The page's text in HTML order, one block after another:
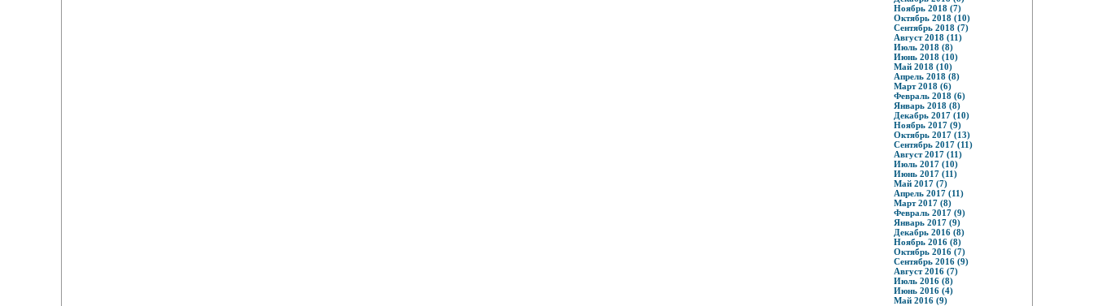
Ноябрь 2018 (7)
Октябрь 2018 (10)
Сентябрь 2018 (7)
Август 2018 (11)
Июль 2018 (8)
Июнь 2018 (10)
Май 2018 (10)
Апрель 2018 (8)
Март 2018 (6)
Февраль 2018 (6)
Январь 2018 (8)
Декабрь 2017 (10)
Ноябрь 2017 (9)
Октябрь 2017 (13)
Сентябрь 2017 (11)
Август 2017 (11)
Июль 2017 (10)
Июнь 2017 (11)
Май 2017 (7)
Апрель 2017 (11)
Март 2017 (8)
Февраль 2017 (9)
Январь 2017 (9)
Декабрь 2016 (8)
Ноябрь 2016 (8)
Октябрь 2016 (7)
Сентябрь 2016 (9)
Август 2016 (7)
Июль 2016 (8)
Июнь 2016 (4)
Май 2016 (9)